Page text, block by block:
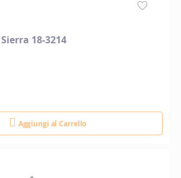
18-3214
Aggiungi al Carrello